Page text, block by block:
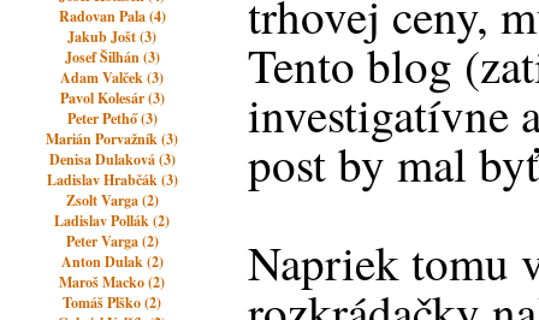
Radovan Pala (4)
Jakub Jošt (3)
Josef Šilhán (3)
Adam Valček (3)
Pavol Kolesár (3)
Peter Pethő (3)
Marián Porvažník (3)
Denisa Dulaková (3)
Ladislav Hrabčák (3)
Zsolt Varga (2)
Ladislav Pollák (2)
Peter Varga (2)
Anton Dulak (2)
Maroš Macko (2)
Tomáš Plško (2)
trhovej ceny,
Tento blog
investigatívne
post by mal
Napriek tomu